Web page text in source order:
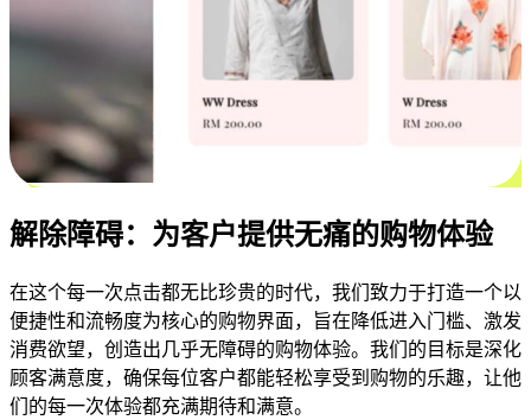
解除障碍：为客户提供无痛的购物体验
在这个每一次点击都无比珍贵的时代，我们致力于打造一个以
便捷性和流畅度为核心的购物界面，旨在降低进入门槛、激发
消费欲望，创造出几乎无障碍的购物体验。我们的目标是深化
顾客满意度，确保每位客户都能轻松享受到购物的乐趣，让他
们的每一次体验都充满期待和满意。